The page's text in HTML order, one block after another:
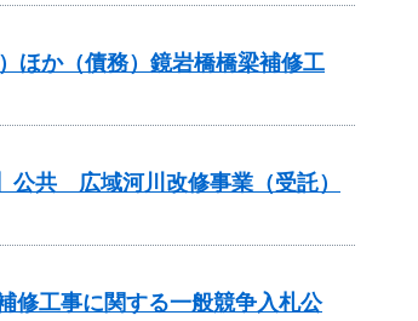
ほか（債務）鏡岩橋橋梁補修工
共 広域河川改修事業（受託）
修工事に関する一般競争入札公